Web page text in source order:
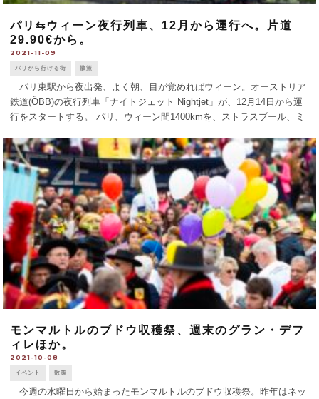
パリ⇆ウィーン夜行列車、12月から運行へ。片道
29.90€から。
2021-11-09
パリから行ける街 散策
パリ東駅から夜出発、よく朝、目が覚めればウィーン。オーストリア
鉄道(ÖBB)の夜行列車「ナイトジェット Nightjet」が、12月14日から運
行をスタートする。 パリ、ウィーン間1400kmを、ストラスブール、ミ
停 [...]
モンマルトルのブドウ収穫祭、週末のグラン・デフ
ィレほか。
2021-10-08
イベント 散策
今週の水曜日から始まったモンマルトルのブドウ収穫祭。昨年はネッ